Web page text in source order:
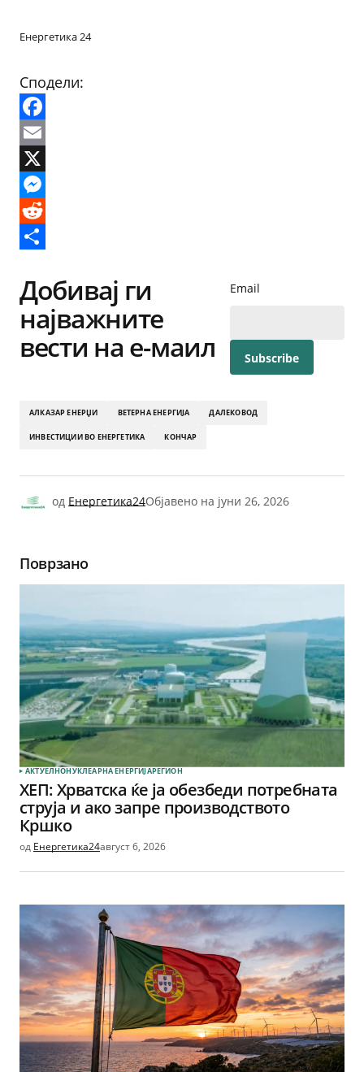
Енергетика 24
Сподели:
Facebook
Email
X
Messenger
Reddit
Добивај ги
најважните
вести на е-маил
Email
АЛКАЗАР ЕНЕРЏИ ВЕТЕРНА ЕНЕРГИЈА ДАЛЕКОВОД
ИНВЕСТИЦИИ ВО ЕНЕРГЕТИКА КОНЧАР
од Енергетика24Објавено на јуни 26, 2026
Поврзано
АКТУЕЛНОНУКЛЕАРНА ЕНЕРГИЈАРЕГИОН
ХЕП: Хрватска ќе ја обезбеди потребната
струја и ако запре производството
Кршко
од Енергетика24август 6, 2026